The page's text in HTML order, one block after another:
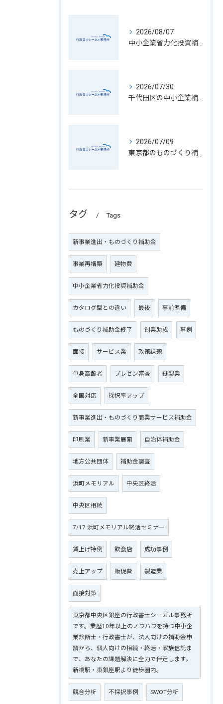
2026/08/07
2026/07/30
2026/07/09
タグ Tags
新事業進出・ものづくり補助金
事業再構築 建物費
中小企業省力化投資補助金
カタログ型との違い 最後 事前準備
ものづくり補助金終了 創業助成 事例
面接 サービス業 政策課題
単身高齢者 プレゼン審査 縫製業
全国対応 採択率アップ
新事業進出・ものづくり商業サービス補助金
印刷業 新事業展開 自治体補助金
地方公共団体 補助金調査
浜町メモリアル 中央区終活
中央区相続
7/17 浜町メモリアル終活セミナー
賃上げ特例 飲食店 成功事例
売上アップ 販促費 製造業
面接対策
東京都中央区銀座の行政書士シーガル事務所
です。業歴10年以上のノウハウを持つ中小企
業診断士・行政書士が、法人向けの補助金申
請から、個人向けの相続・終活・家族信託ま
で、あなたの課題解決に全力で伴走します。
新橋駅・東銀座駅より徒歩圏内。
競合分析 不採択事例 SWOT分析